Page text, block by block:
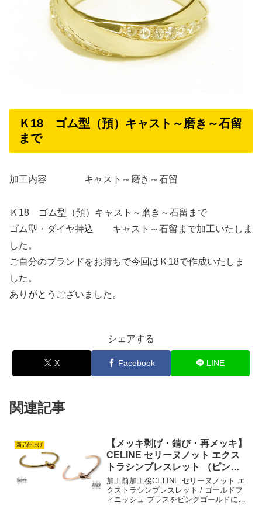
Ｋ18 ゴム型（預）キャスト～磨き～石留
まで
加工内容 キャスト～磨き～石留
Ｋ18 ゴム型（預）キャスト～磨き～石留まで
ゴム型・ダイヤ持込 キャスト～石留まで加工いたしま
した。
ご自分のブランドをお持ちで今回はＫ18で作成いたしま
した。
ありがとうございました。
シェアする
X Facebook LINE
関連記事
新品仕上げ
【メッキ剥げ・錆び・再メッキ】
CELINE セリーヌノット エクス
トラシンブレスレット （ピンク
ゴールド）
加工前加工後CELINE セリーヌノット エ
クストラシンブレスレット / ゴールドフ
ィニッシュ ブラスをピンクゴールドに加